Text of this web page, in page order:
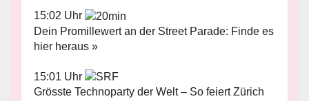
15:02 Uhr
Dein Promillewert an der Street Parade: Finde es
hier heraus »
15:01 Uhr
Grösste Technoparty der Welt – So feiert Zürich